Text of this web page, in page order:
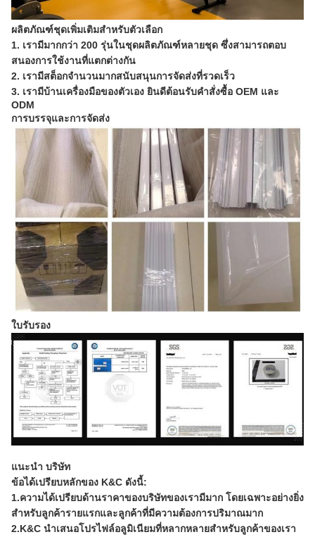
ผลิตภัณฑ์ชุดเพิ่มเติมสำหรับตัวเลือก
1. เรามีมากกว่า 200 รุ่นในชุดผลิตภัณฑ์หลายชุด ซึ่งสามารถตอบ
สนองการใช้งานที่แตกต่างกัน
2. เรามีสต็อกจำนวนมากสนับสนุนการจัดส่งที่รวดเร็ว
3. เรามีบ้านเครื่องมือของตัวเอง ยินดีต้อนรับคำสั่งซื้อ OEM และ
ODM
การบรรจุและการจัดส่ง
ใบรับรอง
แนะนำ บริษัท
ข้อได้เปรียบหลักของ K&C ดังนี้:
1.ความได้เปรียบด้านราคาของบริษัทของเรามีมาก โดยเฉพาะอย่างยิ่ง
สำหรับลูกค้ารายแรกและลูกค้าที่มีความต้องการปริมาณมาก
2.K&C นำเสนอโปรไฟล์อลูมิเนียมที่หลากหลายสำหรับลูกค้าของเรา